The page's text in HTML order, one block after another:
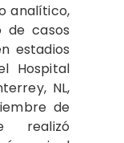
analítico,
de casos
estadios
Hospital
NL,
de
realizó